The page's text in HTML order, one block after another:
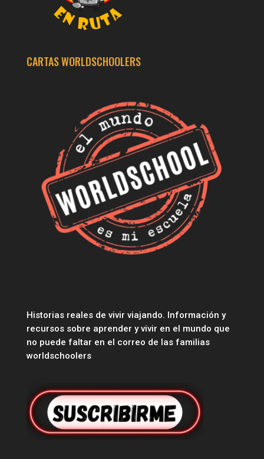
CARTAS WORLDSCHOOLERS
Historias reales de vivir viajando. Información y
recursos sobre aprender y vivir en el mundo que
no puede faltar en el correo de las familias
worldschoolers